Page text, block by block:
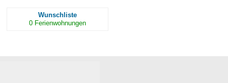
Wunschliste
0 Ferienwohnungen